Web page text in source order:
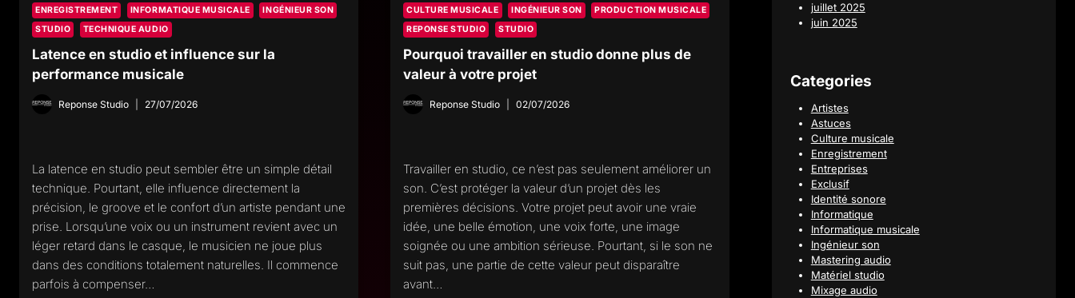
ENREGISTREMENT INFORMATIQUE MUSICALE
INGÉNIEUR SON
STUDIO
TECHNIQUE AUDIO
Latence en studio et influence sur la
performance musicale
Reponse Studio 27/07/2026
La latence en studio peut sembler être un simple détail
technique. Pourtant, elle influence directement la
précision, le groove et le confort d’un artiste pendant une
prise. Lorsqu’une voix ou un instrument revient avec un
léger retard dans le casque, le musicien ne joue plus
dans des conditions totalement naturelles. Il commence
parfois à compenser…
CULTURE MUSICALE INGÉNIEUR SON
PRODUCTION MUSICALE
REPONSE STUDIO
STUDIO
Pourquoi travailler en studio donne plus de
valeur à votre projet
Reponse Studio 02/07/2026
Travailler en studio, ce n’est pas seulement améliorer un
son. C’est protéger la valeur d’un projet dès les
premières décisions. Votre projet peut avoir une vraie
idée, une belle émotion, une voix forte, une image
soignée ou une ambition sérieuse. Pourtant, si le son ne
suit pas, une partie de cette valeur peut disparaître
avant…
juillet 2025
juin 2025
Categories
Artistes
Astuces
Culture musicale
Enregistrement
Entreprises
Exclusif
Identité sonore
Informatique
Informatique musicale
Ingénieur son
Mastering audio
Matériel studio
Mixage audio